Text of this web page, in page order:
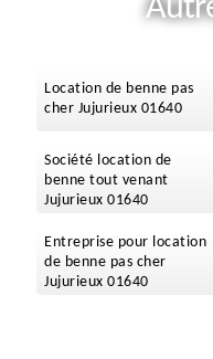
Location de benne pas
cher Jujurieux 01640
Société location de
benne tout venant
Jujurieux 01640
Entreprise pour location
de benne pas cher
Jujurieux 01640